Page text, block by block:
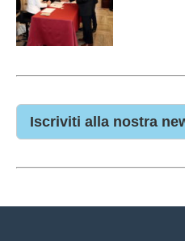
Iscriviti alla nostra